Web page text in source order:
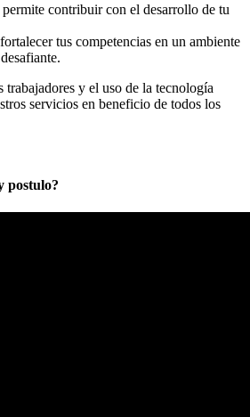
contribuir con el desarrollo de tu
tus competencias en un ambiente
trabajadores y el uso de la tecnología
servicios en beneficio de todos los
postulo?